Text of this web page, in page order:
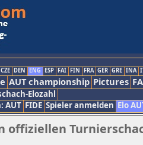
CZE DEN ENG ESP FAI FIN FRA GER GRE INA
AUT championship Pictures
Elozahl
AUT FIDE Spieler anmelden Elo